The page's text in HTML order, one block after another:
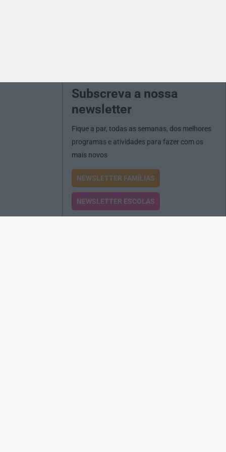
Subscreva a nossa
newsletter
Fique a par, todas as semanas, dos melhores
programas e atividades para fazer com os
mais novos
NEWSLETTER FAMÍLIAS
NEWSLETTER ESCOLAS